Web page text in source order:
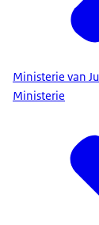
Ministerie van
Ministerie